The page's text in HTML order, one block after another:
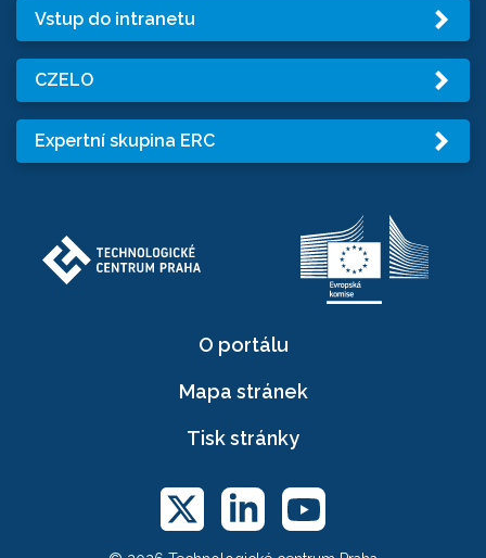
Vstup do intranetu
CZELO
Expertní skupina ERC
O portálu
Mapa stránek
Tisk stránky